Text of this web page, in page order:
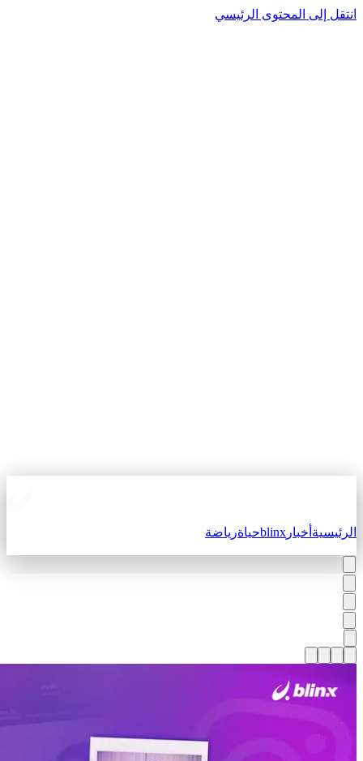
انتقل إلى المحتوى الرئيسي
الرئيسيةأخبارblinxحياةرياضة